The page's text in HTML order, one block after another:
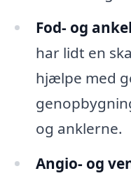
Fod- og
har lidt en
hjælpe med
og anklerne.
Angio- og